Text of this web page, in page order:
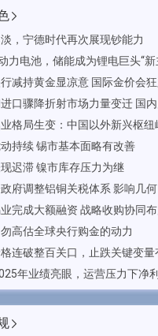
，宁德时代再次展现钞能力
力电池，储能成为锂电巨头“新
减持黄金显凉意 国际金价会
持续 锡市基本面略有改善
迟滞 镍市库存压力为继
府调整铝铜关税体系 影响几
高估全球央行购金的动力
连破整百关口，止跌关键变量